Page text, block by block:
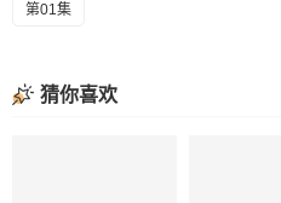
第01集
猜你喜欢